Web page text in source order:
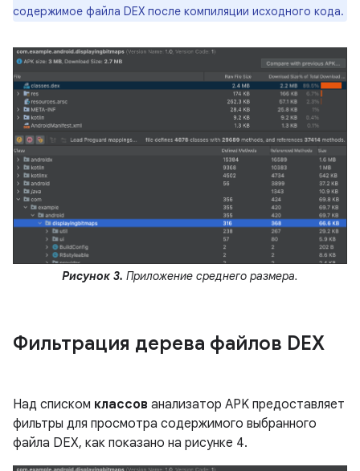
содержимое файла DEX после компиляции исходного кода.
Рисунок 3. Приложение среднего размера.
Фильтрация дерева файлов DEX
Над списком классов анализатор APK предоставляет
фильтры для просмотра содержимого выбранного
файла DEX, как показано на рисунке 4.